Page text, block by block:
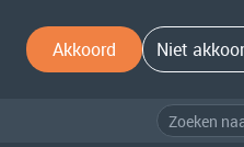
Akkoord Niet